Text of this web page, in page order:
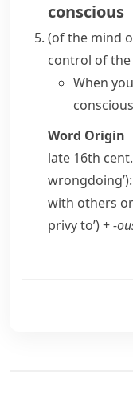
conscious
(of the mind
control of
When
Word Origin
late 16th
with others
privy to’) +-